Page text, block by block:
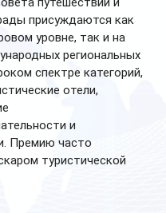
присуждаются как
уровне, так и на
региональных
спектре категорий,
отели,
и
Премию часто
туристической